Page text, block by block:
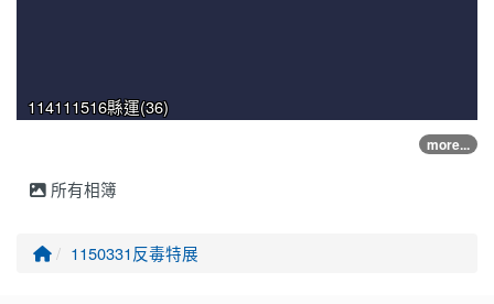
114111516縣運(36)
more...
所有相簿
回首頁
1150331反毒特展